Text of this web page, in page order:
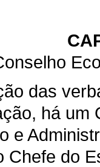
das
há um
e
Chefe do